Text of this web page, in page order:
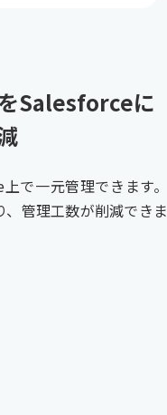
Salesforceに
で一元管理できます。
管理工数が削減できま